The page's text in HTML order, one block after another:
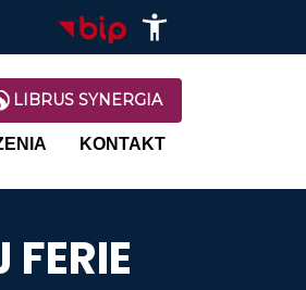
LIBRUS SYNERGIA
KONTAKT